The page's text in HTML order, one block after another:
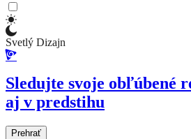
Svetlý Dizajn
Sledujte svoje obľúbené
aj v predstihu
Prehrať